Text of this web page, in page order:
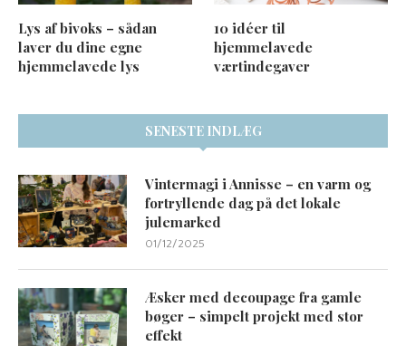
Lys af bivoks – sådan
laver du dine egne
hjemmelavede lys
10 idéer til
hjemmelavede
værtindegaver
SENESTE INDLÆG
Vintermagi i Annisse – en varm og
fortryllende dag på det lokale
julemarked
01/12/2025
Æsker med decoupage fra gamle
bøger – simpelt projekt med stor
effekt